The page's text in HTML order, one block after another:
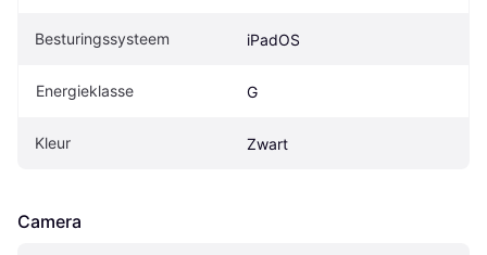
Besturingssysteem iPadOS
Energieklasse G
Kleur Zwart
Camera